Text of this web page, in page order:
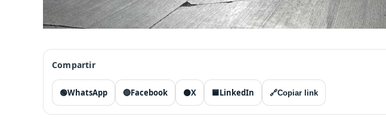
Compartir
🟢WhatsApp 🔵Facebook ⚫X 🟦LinkedIn 🔗Copiar link